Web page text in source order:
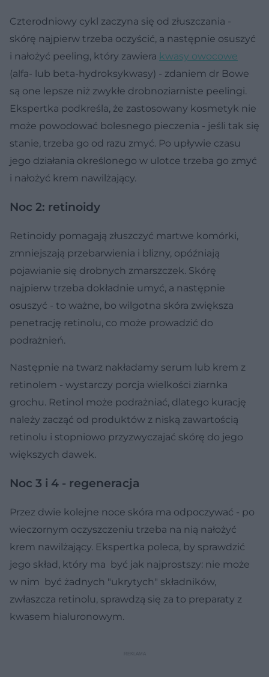
Czterodniowy cykl zaczyna się od złuszczania -
skórę najpierw trzeba oczyścić, a następnie osuszyć
i nałożyć peeling, który zawiera kwasy owocowe
(alfa- lub beta-hydroksykwasy) - zdaniem dr Bowe
są one lepsze niż zwykłe drobnoziarniste peelingi.
Ekspertka podkreśla, że zastosowany kosmetyk nie
może powodować bolesnego pieczenia - jeśli tak się
stanie, trzeba go od razu zmyć. Po upływie czasu
jego działania określonego w ulotce trzeba go zmyć
i nałożyć krem nawilżający.
Noc 2: retinoidy
Retinoidy pomagają złuszczyć martwe komórki,
zmniejszają przebarwienia i blizny, opóźniają
pojawianie się drobnych zmarszczek. Skórę
najpierw trzeba dokładnie umyć, a następnie
osuszyć - to ważne, bo wilgotna skóra zwiększa
penetrację retinolu, co może prowadzić do
podrażnień.
Następnie na twarz nakładamy serum lub krem z
retinolem - wystarczy porcja wielkości ziarnka
grochu. Retinol może podrażniać, dlatego kurację
należy zacząć od produktów z niską zawartością
retinolu i stopniowo przyzwyczajać skórę do jego
większych dawek.
Noc 3 i 4 - regeneracja
Przez dwie kolejne noce skóra ma odpoczywać - po
wieczornym oczyszczeniu trzeba na nią nałożyć
krem nawilżający. Ekspertka poleca, by sprawdzić
jego skład, który ma być jak najprostszy: nie może
w nim być żadnych "ukrytych" składników,
zwłaszcza retinolu, sprawdzą się za to preparaty z
kwasem hialuronowym.